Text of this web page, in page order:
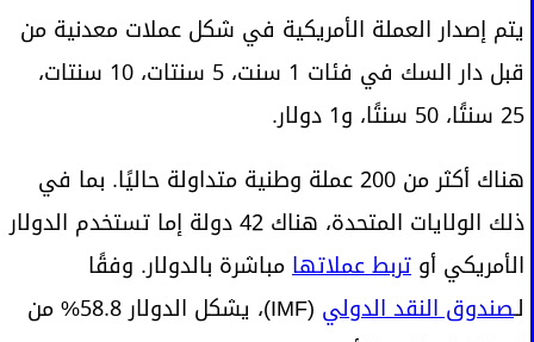
يتم إصدار العملة الأمريكية في شكل عملات معدنية من
قبل دار السك في فئات 1 سنت، 5 سنتات، 10 سنتات،
25 سنتًا، 50 سنتًا، و1 دولار.
هناك أكثر من 200 عملة وطنية متداولة حاليًا. بما في
ذلك الولايات المتحدة، هناك 42 دولة إما تستخدم الدولار
الأمريكي أو تربط عملاتهامباشرة بالدولار. وفقًا
لـصندوق النقد الدولي
(IMF)، يشكل الدولار 58.8% من